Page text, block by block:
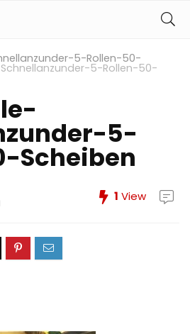
5-Rollen-50-
5-Rollen-50-
5-
Scheiben
1 View